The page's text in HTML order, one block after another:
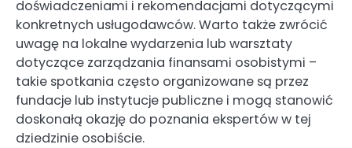
doświadczeniami i rekomendacjami dotyczącymi
konkretnych usługodawców. Warto także zwrócić
uwagę na lokalne wydarzenia lub warsztaty
dotyczące zarządzania finansami osobistymi –
takie spotkania często organizowane są przez
fundacje lub instytucje publiczne i mogą stanowić
doskonałą okazję do poznania ekspertów w tej
dziedzinie osobiście.